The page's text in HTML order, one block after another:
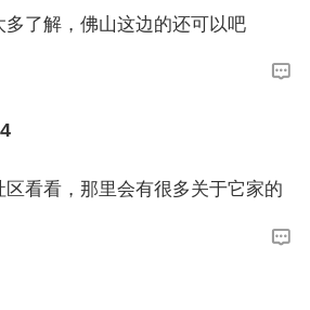
多了解，佛山这边的还可以吧
区看看，那里会有很多关于它家的